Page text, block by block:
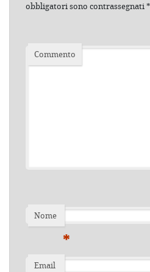
obbligatori sono contrassegnati*
Commento
Nome
*
Email